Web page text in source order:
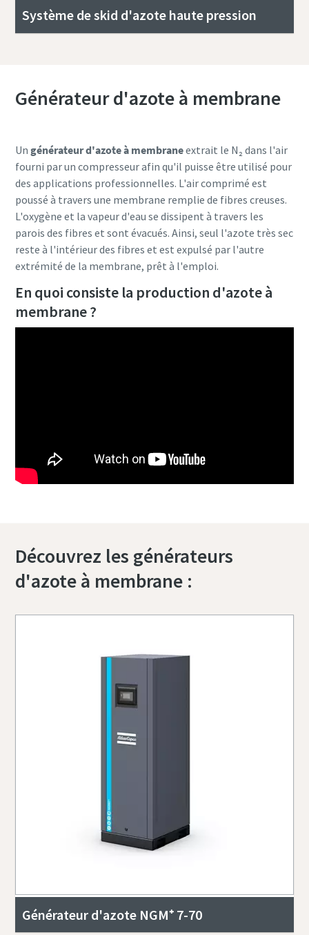
Système de skid d'azote haute pression
Générateur d'azote à membrane
Un générateur d'azote à membraneextrait le N₂ dans l'air
fourni par un compresseur afin qu'il puisse être utilisé pour
des applications professionnelles. L'air comprimé est
poussé à travers une membrane remplie de fibres creuses.
L'oxygène et la vapeur d'eau se dissipent à travers les
parois des fibres et sont évacués. Ainsi, seul l'azote très sec
reste à l'intérieur des fibres et est expulsé par l'autre
extrémité de la membrane, prêt à l'emploi.
En quoi consiste la production d'azote à
membrane ?
Découvrez les générateurs
d'azote à membrane :
Générateur d'azote NGM⁺ 7-70